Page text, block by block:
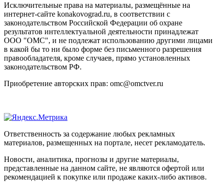
Исключительные права на материалы, размещённые на
интернет-сайте konakovograd.ru, в соответствии с
законодательством Российской Федерации об охране
результатов интеллектуальной деятельности принадлежат
ООО "ОМС", и не подлежат использованию другими лицами
в какой бы то ни было форме без письменного разрешения
правообладателя, кроме случаев, прямо установленных
законодательством РФ.
Приобретение авторских прав: omc@omctver.ru
Ответственность за содержание любых рекламных
материалов, размещенных на портале, несет рекламодатель.
Новости, аналитика, прогнозы и другие материалы,
представленные на данном сайте, не являются офертой или
рекомендацией к покупке или продаже каких-либо активов.